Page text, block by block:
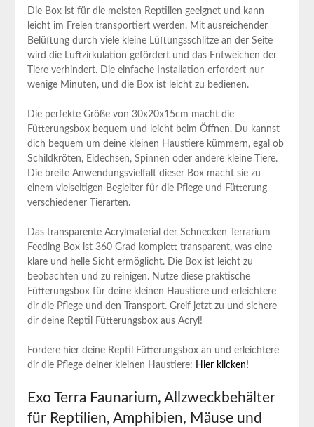
Die Box ist für ​die meisten Reptilien geeignet und kann
leicht im Freien transportiert werden. Mit ausreichender
Belüftung durch⁣ viele kleine Lüftungsschlitze an der Seite
wird die Luftzirkulation⁤ gefördert ⁤und das Entweichen‍ der⁤
Tiere⁢ verhindert. Die einfache Installation erfordert nur
‌wenige Minuten, und die ⁢Box ist leicht zu⁢ bedienen.
Die perfekte Größe von ⁣30x20x15cm macht die
Fütterungsbox bequem ⁣und‍ leicht beim Öffnen. Du kannst
dich bequem um deine kleinen Haustiere kümmern, egal ob
Schildkröten, Eidechsen, Spinnen oder⁢ andere kleine Tiere.
⁢Die breite Anwendungsvielfalt⁣ dieser Box macht sie zu
einem vielseitigen⁢ Begleiter für die⁣ Pflege und Fütterung
verschiedener Tierarten.
Das‌ transparente Acrylmaterial der Schnecken Terrarium
Feeding Box ist 360 Grad⁣ komplett transparent, was eine
klare und helle Sicht ermöglicht. ‍Die Box ist leicht zu
beobachten und​ zu reinigen. Nutze diese praktische
‍Fütterungsbox ⁣für deine kleinen Haustiere und​ erleichtere‌
dir die‍ Pflege und den ‍Transport.‍ Greif jetzt zu und ‍sichere
dir‍ deine Reptil Fütterungsbox aus ‍Acryl!
Fordere hier deine Reptil Fütterungsbox an und erleichtere
dir die Pflege ‍deiner kleinen Haustiere: Hier ‌klicken!
Exo ‍Terra Faunarium, Allzweckbehälter
für ‍Reptilien, Amphibien, Mäuse und